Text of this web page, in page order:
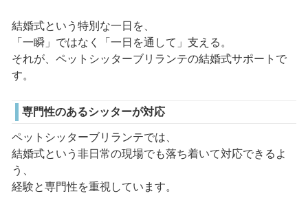
結婚式という特別な一日を、
「一瞬」ではなく「一日を通して」支える。
それが、ペットシッターブリランテの結婚式サポートで
す。
専門性のあるシッターが対応
ペットシッターブリランテでは、
結婚式という非日常の現場でも落ち着いて対応できるよ
う、
経験と専門性を重視しています。